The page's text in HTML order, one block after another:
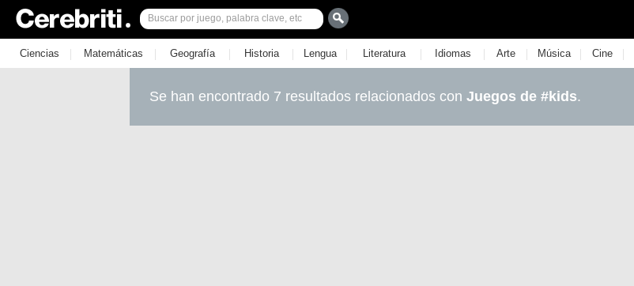
Ciencias | Matemáticas | Geografía | Historia | Lengua | Literatura | Idiomas | Arte | Música | Cine |
Se han encontrado 7 resultados relacionados con Juegos de #kids.